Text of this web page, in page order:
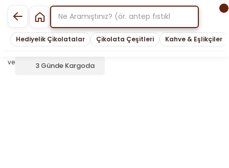
Hediyelik Çikolatalar Çikolata Çeşitleri Kahve & Eşlikçiler
3 Günde Kargoda